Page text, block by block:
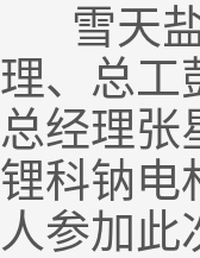
雪天盐
理、总工
总经理张
锂科钠电
人参加此